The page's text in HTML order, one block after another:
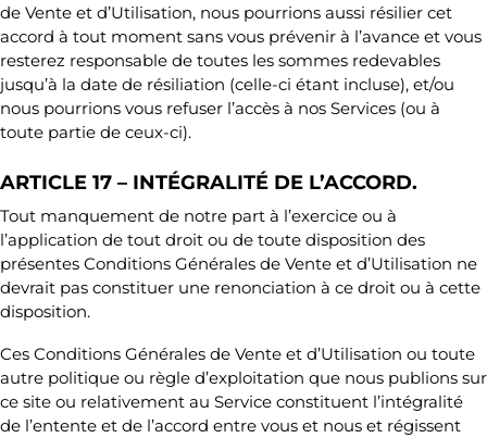
de Vente et d’Utilisation, nous pourrions aussi résilier cet
accord à tout moment sans vous prévenir à l’avance et vous
resterez responsable de toutes les sommes redevables
jusqu’à la date de résiliation (celle-ci étant incluse), et/ou
nous pourrions vous refuser l’accès à nos Services (ou à
toute partie de ceux-ci).
ARTICLE 17 – INTÉGRALITÉ DE L’ACCORD.
Tout manquement de notre part à l’exercice ou à
l’application de tout droit ou de toute disposition des
présentes Conditions Générales de Vente et d’Utilisation ne
devrait pas constituer une renonciation à ce droit ou à cette
disposition.
Ces Conditions Générales de Vente et d’Utilisation ou toute
autre politique ou règle d’exploitation que nous publions sur
ce site ou relativement au Service constituent l’intégralité
de l’entente et de l’accord entre vous et nous et régissent